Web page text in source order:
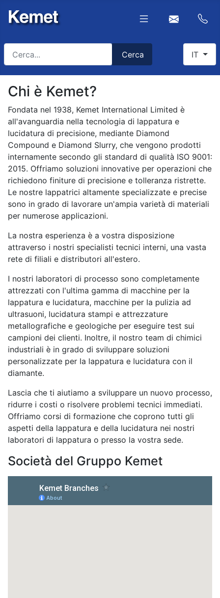
Cerca IT
Chi è Kemet?
Fondata nel 1938, Kemet International Limited è
all'avanguardia nella tecnologia di lappatura e
lucidatura di precisione, mediante Diamond
Compound e Diamond Slurry, che vengono prodotti
internamente secondo gli standard di qualità ISO 9001:
2015. Offriamo soluzioni innovative per operazioni che
richiedono finiture di precisione e tolleranza ristrette.
Le nostre lappatrici altamente specializzate e precise
sono in grado di lavorare un'ampia varietà di materiali
per numerose applicazioni.
La nostra esperienza è a vostra disposizione
attraverso i nostri specialisti tecnici interni, una vasta
rete di filiali e distributori all'estero.
I nostri laboratori di processo sono completamente
attrezzati con l'ultima gamma di macchine per la
lappatura e lucidatura, macchine per la pulizia ad
ultrasuoni, lucidatura stampi e attrezzature
metallografiche e geologiche per eseguire test sui
campioni dei clienti. Inoltre, il nostro team di chimici
industriali è in grado di sviluppare soluzioni
personalizzate per la lappatura e lucidatura con il
diamante.
Lascia che ti aiutiamo a sviluppare un nuovo processo,
ridurre i costi o risolvere problemi tecnici immediati.
Offriamo corsi di formazione che coprono tutti gli
aspetti della lappatura e della lucidatura nei nostri
laboratori di lappatura o presso la vostra sede.
Società del Gruppo Kemet